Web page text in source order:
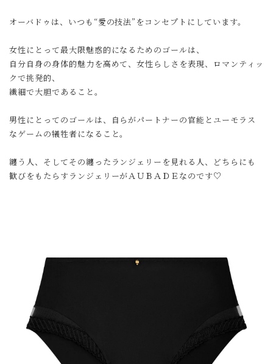
オーバドゥは、いつも“愛の技法”をコンセプトにしています。
女性にとって最大限魅惑的になるためのゴールは、
自分自身の身体的魅力を高めて、女性らしさを表現、ロマンティッ
クで挑発的、
繊細で大胆であること。
男性にとってのゴールは、自らがパートナーの官能とユーモラス
なゲームの犠牲者になること。
纏う人、そしてその纏ったランジェリーを見れる人、どちらにも
歓びをもたらすランジェリーがＡＵＢＡＤＥなのです♡